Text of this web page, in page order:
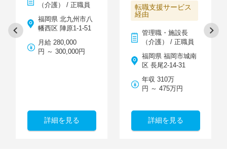
（介護） / 正職員
福岡県 北九州市八
幡西区 陣原1-1-51
月給 280,000
円 ～ 300,000円
詳細を見る
転職支援サービス
経由
管理職・施設長
（介護） / 正職員
福岡県 福岡市城南
区 長尾2-14-31
年収 310万
円 ～ 475万円
詳細を見る